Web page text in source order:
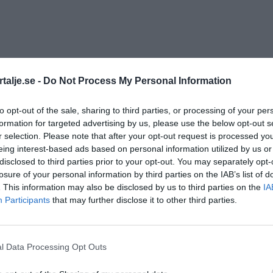
- Do Not Process My Personal Information
opt-out of the sale, sharing to third parties, or processing of your
for targeted advertising by us, please use the below opt-out
selection. Please note that after your opt-out request is processed
interest-based ads based on personal information utilized by us
to third parties prior to your opt-out. You may separately
of your personal information by third parties on the IAB’s list of
This information may also be disclosed by us to third parties on the
Participants that may further disclose it to other third parties.
Data Processing Opt Outs
stängd på